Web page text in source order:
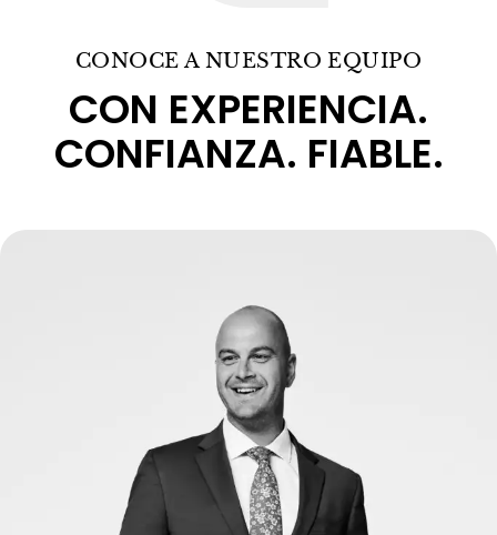
CONOCE A NUESTRO EQUIPO
CON EXPERIENCIA.
CONFIANZA. FIABLE.